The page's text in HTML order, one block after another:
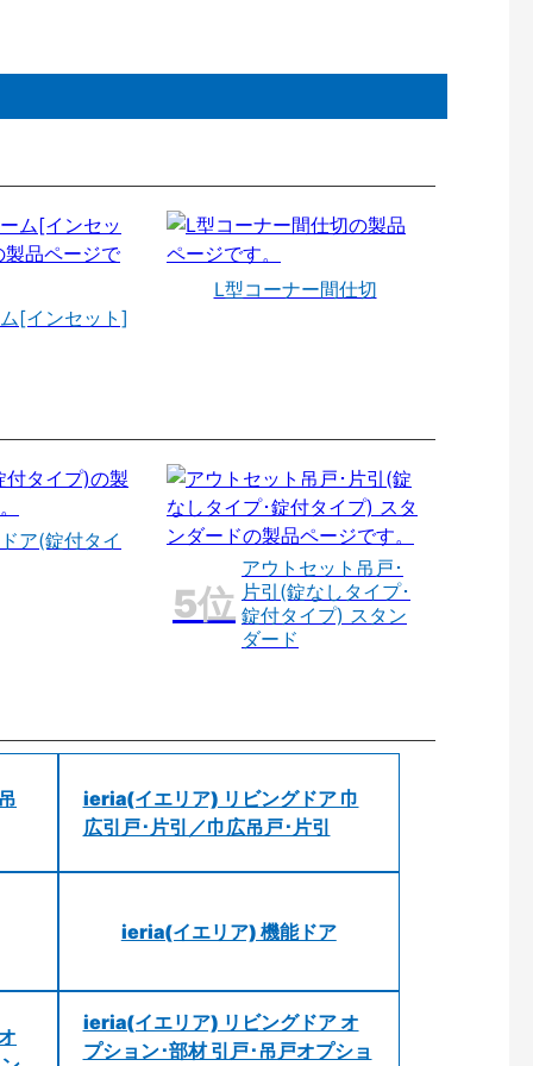
[インセット]
L型コーナー間仕切
ア(錠付タイ
アウトセット吊戸･
片引(錠なしタイプ･
錠付タイプ) スタン
ダード
ieria(イエリア) リビングドア 巾
広引戸･片引／巾広吊戸･片引
ieria(イエリア) 機能ドア
ieria(イエリア) リビングドア オ
プション･部材 引戸･吊戸オプショ